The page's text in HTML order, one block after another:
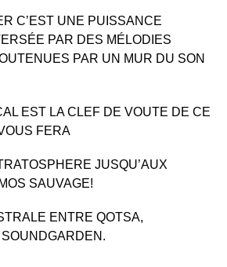
C’EST UNE PUISSANCE
PAR DES MÉLODIES
PAR UN MUR DU SON
EST LA CLEF DE VOUTE DE CE
FERA
JUSQU’AUX
SAUVAGE!
ENTRE QOTSA,